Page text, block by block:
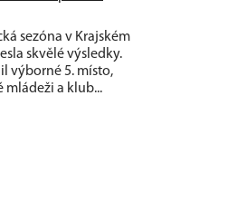
sezóna v Krajském
skvělé výsledky.
výborné 5. místo,
mládeži a klub...